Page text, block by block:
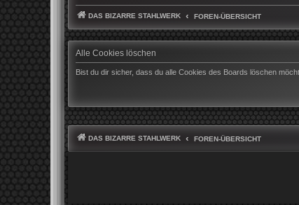
DAS BIZARRE STAHLWERK FOREN-ÜBERSICHT
Alle Cookies löschen
Bist du dir sicher, dass du alle Cookies des Boards löschen
DAS BIZARRE STAHLWERK FOREN-ÜBERSICHT